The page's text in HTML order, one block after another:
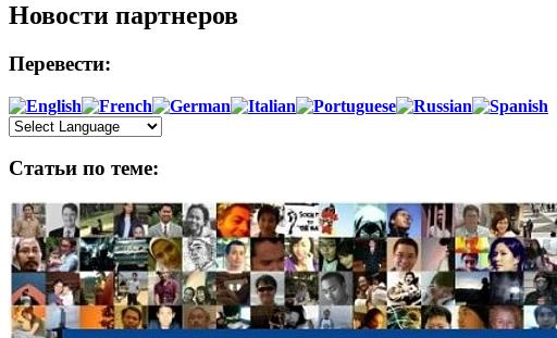
Новости партнеров
Перевести:
Статьи по теме: